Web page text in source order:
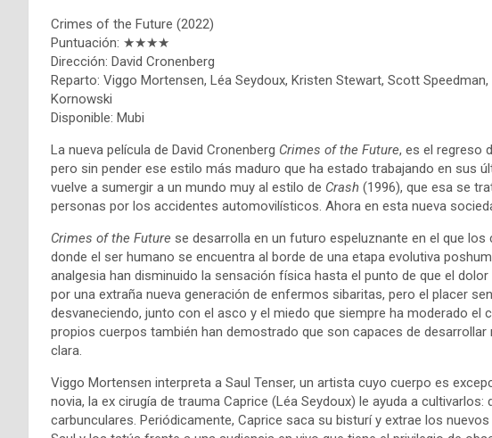
Crimes of the Future (2022)
Puntuación: ★★★★
Dirección: David Cronenberg
Reparto: Viggo Mortensen, Léa Seydoux, Kristen Stewart, Scott Speedman,
Kornowski
Disponible: Mubi
La nueva película de David Cronenberg Crimes of the Future, es el regreso
pero sin pender ese estilo más maduro que ha estado trabajando en sus
vuelve a sumergir a un mundo muy al estilo de Crash (1996), que esa se
personas por los accidentes automovilísticos. Ahora en esta nueva
Crimes of the Future se desarrolla en un futuro espeluznante en el que
donde el ser humano se encuentra al borde de una etapa evolutiva
analgesia han disminuido la sensación física hasta el punto de que el
por una extraña nueva generación de enfermos sibaritas, pero el placer
desvaneciendo, junto con el asco y el miedo que siempre ha moderado
propios cuerpos también han demostrado que son capaces de
clara.
Viggo Mortensen interpreta a Saul Tenser, un artista cuyo cuerpo es
novia, la ex cirugía de trauma Caprice (Léa Seydoux) le ayuda a
carbunculares. Periódicamente, Caprice saca su bisturí y extrae los